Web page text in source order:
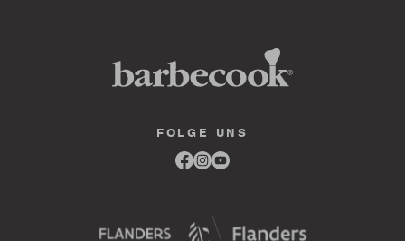
FOLGE UNS
Link
to
Link
to
Link